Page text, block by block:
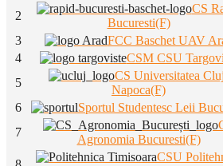
2
CS
Bucuresti(F)
3
FCC Baschet UAV
4
CSM CSU
5
CS Universitatea
Napoca(F)
6
Sportul Studentesc Leii
7
Agronomia Bucuresti(F)
CSU